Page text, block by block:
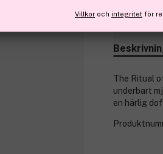
The Ritual
underbart
en härlig
Villkor och integritet för